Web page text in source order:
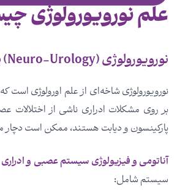
علم نورویورولوژی
نورویورولوژی (Neuro-Urology) یا نورو-اورولوژی: ارتباط میان دستگاه عصبی و سیستم ادراری
نورویورولوژی شاخه‌ای از علم اورولوژی
بر روی مشکلات ادراری ناشی از اختلالات
پارکینسون و دیابت هستند، ممکن است دچار
آناتومی و فیزیولوژی سیستم عصبی و ادراری
سیستم شامل: